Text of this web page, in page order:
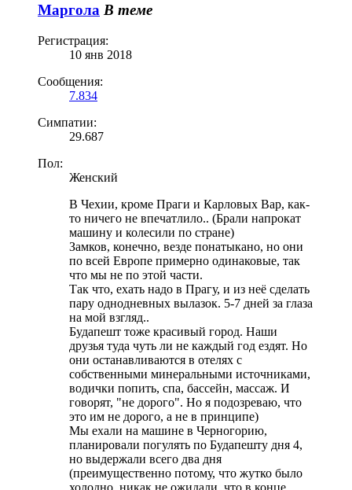
Маргола В теме
Регистрация:
10 янв 2018
Сообщения:
7.834
Симпатии:
29.687
Пол:
Женский
В Чехии, кроме Праги и Карловых Вар, как-
то ничего не впечатлило.. (Брали напрокат
машину и колесили по стране)
Замков, конечно, везде понатыкано, но они
по всей Европе примерно одинаковые, так
что мы не по этой части.
Так что, ехать надо в Прагу, и из неё сделать
пару однодневных вылазок. 5-7 дней за глаза
на мой взгляд..
Будапешт тоже красивый город. Наши
друзья туда чуть ли не каждый год ездят. Но
они останавливаются в отелях с
собственными минеральными источниками,
водички попить, спа, бассейн, массаж. И
говорят, "не дорого". Но я подозреваю, что
это им не дорого, а не в принципе)
Мы ехали на машине в Черногорию,
планировали погулять по Будапешту дня 4,
но выдержали всего два дня
(преимущественно потому, что жутко было
холодно, никак не ожидали, что в конце